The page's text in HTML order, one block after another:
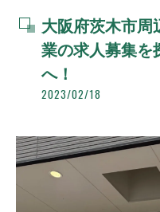
大阪府茨木市
業の求人募集を
へ！
2023/02/18